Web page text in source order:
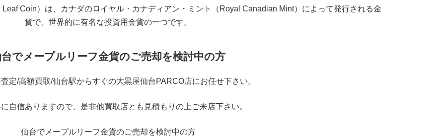
Coin）は、カナダのロイヤル・カナディアン・ミント（Royal Canadian Mint）によって発行される金
貨で、世界的に有名な投資用金貨の一つです。
でメープルリーフ金貨のご売却を検討中の方
定/高額買取/仙台駅からすぐの大黒屋仙台PARCO店にお任せ下さい。
自信ありますので、是非他買取店とも見積もりの上ご来店下さい。
仙台でメープルリーフ金貨のご売却を検討中の方